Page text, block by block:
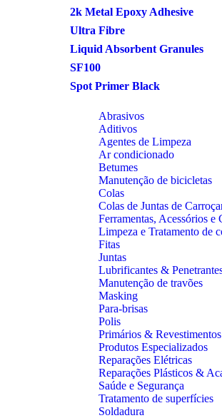
2k Metal Epoxy Adhesive
Ultra Fibre
Liquid Absorbent Granules
SF100
Spot Primer Black
Abrasivos
Aditivos
Agentes de Limpeza
Ar condicionado
Betumes
Manutenção de bicicletas
Colas
Colas de Juntas de
Ferramentas, Acessórios e
Limpeza e Tratamento de
Fitas
Juntas
Lubrificantes &
Manutenção de travões
Masking
Para-brisas
Polis
Primários & Revestimentos
Produtos Especializados
Reparações Elétricas
Reparações Plásticos &
Saúde e Segurança
Tratamento de superfícies
Soldadura